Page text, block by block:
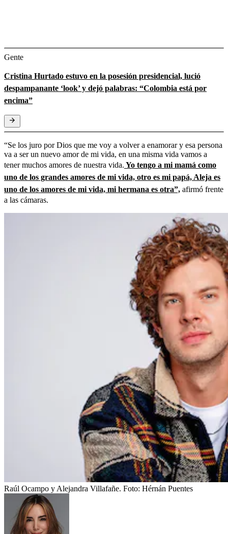
Gente
Cristina Hurtado estuvo en la posesión presidencial, lució
despampanante ‘look’ y dejó palabras: “Colombia está por
encima”
“Se los juro por Dios que me voy a volver a enamorar y esa persona
va a ser un nuevo amor de mi vida, en una misma vida vamos a
tener muchos amores de nuestra vida. Yo tengo a mi mamá como
uno de los grandes amores de mi vida, otro es mi papá, Aleja es
uno de los amores de mi vida, mi hermana es otra”, afirmó frente
a las cámaras.
Raúl Ocampo y Alejandra Villafañe. Foto: Hérnán Puentes